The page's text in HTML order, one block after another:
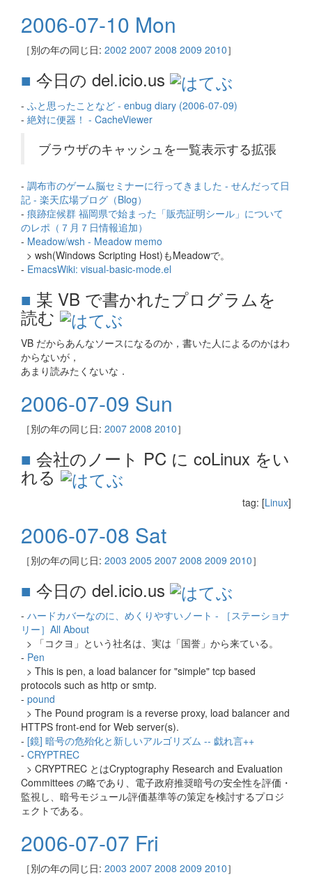
2006-07-10 Mon
［別の年の同じ日: 2002 2007 2008 2009 2010］
■ 今日の del.icio.us
- ふと思ったことなど - enbug diary (2006-07-09)
- 絶対に便器！ - CacheViewer
ブラウザのキャッシュを一覧表示する拡張
- 調布市のゲーム脳セミナーに行ってきました - せんだって日
記 - 楽天広場ブログ（Blog）
- 痕跡症候群 福岡県で始まった「販売証明シール」について
のレポ（７月７日情報追加）
- Meadow/wsh - Meadow memo
> wsh(Windows Scripting Host)もMeadowで。
- EmacsWiki: visual-basic-mode.el
■ 某 VB で書かれたプログラムを
読む
VB だからあんなソースになるのか，書いた人によるのかはわ
からないが，
あまり読みたくないな．
2006-07-09 Sun
［別の年の同じ日: 2007 2008 2010］
■ 会社のノート PC に coLinux をい
れる
tag: [Linux]
2006-07-08 Sat
［別の年の同じ日: 2003 2005 2007 2008 2009 2010］
■ 今日の del.icio.us
- ハードカバーなのに、めくりやすいノート - ［ステーショナ
リー］All About
> 「コクヨ」という社名は、実は「国誉」から来ている。
- Pen
> This is pen, a load balancer for "simple" tcp based
protocols such as http or smtp.
- pound
> The Pound program is a reverse proxy, load balancer and
HTTPS front-end for Web server(s).
- [鏡] 暗号の危殆化と新しいアルゴリズム -- 戯れ言++
- CRYPTREC
> CRYPTREC とはCryptography Research and Evaluation
Committees の略であり、電子政府推奨暗号の安全性を評価・
監視し、暗号モジュール評価基準等の策定を検討するプロジ
ェクトである。
2006-07-07 Fri
［別の年の同じ日: 2003 2007 2008 2009 2010］